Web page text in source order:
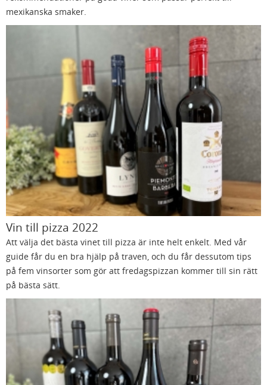
mexikanska smaker.
Vin till pizza 2022
Att välja det bästa vinet till pizza är inte helt enkelt. Med vår
guide får du en bra hjälp på traven, och du får dessutom tips
på fem vinsorter som gör att fredagspizzan kommer till sin rätt
på bästa sätt.